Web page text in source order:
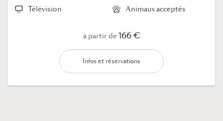
Télévision
Animaux acceptés
à partir de 166 €
Infos et réservations